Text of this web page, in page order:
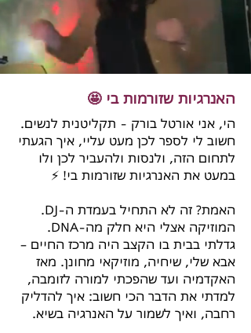
האנרגיות שזורמות בי 🤩
הי, אני אורטל בורק - תקליטנית לנשים.
חשוב לי לספר לכן מעט עליי, איך הגעתי
לתחום הזה, ולנסות ולהעביר לכן ולו
במעט את האנרגיות שזורמות בי! ⚡️
האמת? זה לא התחיל בעמדת ה-DJ.
המוזיקה אצלי היא חלק מה-DNA.
גדלתי בבית בו הקצב היה מרכז החיים –
אבא שלי, שיחיה, מוזיקאי מחונן. מאז
האקדמיה ועד שהפכתי למורה לזומבה,
למדתי את הדבר הכי חשוב: איך להדליק
רחבה, ואיך לשמור על האנרגיה בשיא.